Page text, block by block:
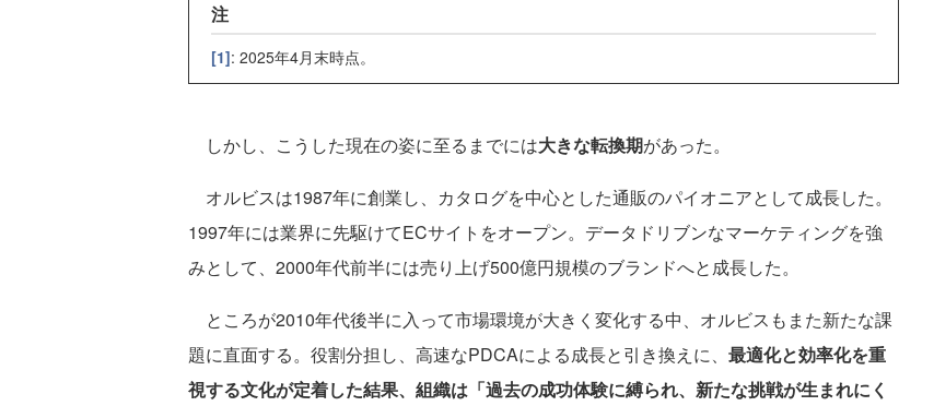
注
[1]: 2025年4月末時点。
しかし、こうした現在の姿に至るまでには大きな転換期があった。
オルビスは1987年に創業し、カタログを中心とした通販のパイオニアとして成長した。
1997年には業界に先駆けてECサイトをオープン。データドリブンなマーケティングを強
みとして、2000年代前半には売り上げ500億円規模のブランドへと成長した。
ところが2010年代後半に入って市場環境が大きく変化する中、オルビスもまた新たな課
題に直面する。役割分担し、高速なPDCAによる成長と引き換えに、 最適化と効率化を重
視する文化が定着した結果、組織は「過去の成功体験に縛られ、新たな挑戦が生まれにく